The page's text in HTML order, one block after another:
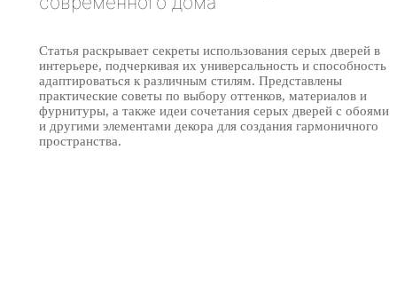
Статья раскрывает секреты использования серых дверей в
интерьере, подчеркивая их универсальность и способность
адаптироваться к различным стилям. Представлены
практические советы по выбору оттенков, материалов и
фурнитуры, а также идеи сочетания серых дверей с обоями
и другими элементами декора для создания гармоничного
пространства.